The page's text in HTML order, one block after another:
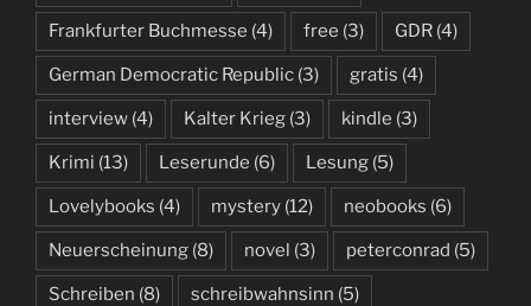
Frankfurter Buchmesse (4) free (3) GDR (4)
German Democratic Republic (3) gratis (4)
interview (4) Kalter Krieg (3) kindle (3)
Krimi (13) Leserunde (6) Lesung (5)
Lovelybooks (4) mystery (12) neobooks (6)
Neuerscheinung (8) novel (3) peterconrad (5)
Schreiben (8) schreibwahnsinn (5)